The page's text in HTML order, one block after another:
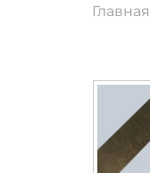
Главная